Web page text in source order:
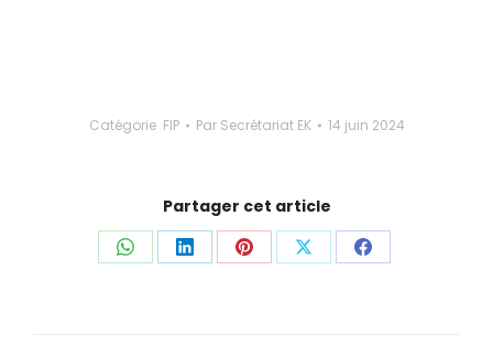
Catégorie FIP Par Secrétariat EK 14 juin 2024
Partager cet article
PartagerPartagerPartagerPartagerPartager